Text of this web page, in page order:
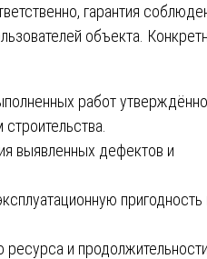
гарантия
объекта.
работ
выявленных дефектов и
пригодность
ресурса и продолжительности